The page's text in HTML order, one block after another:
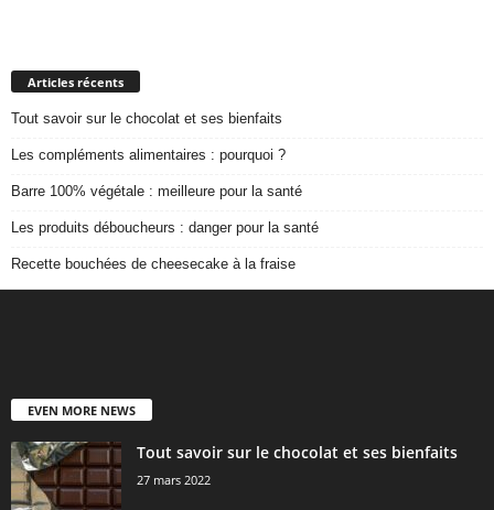
Articles récents
Tout savoir sur le chocolat et ses bienfaits
Les compléments alimentaires : pourquoi ?
Barre 100% végétale : meilleure pour la santé
Les produits déboucheurs : danger pour la santé
Recette bouchées de cheesecake à la fraise
EVEN MORE NEWS
Tout savoir sur le chocolat et ses bienfaits
27 mars 2022